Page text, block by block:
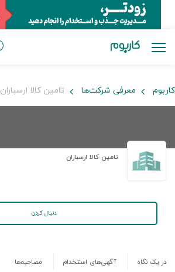
کاربوم معرفی شرکت‌ها تامین کالا ارسباران
تامین کالا ارسباران
دنبال کردن
در یک نگاه آگهی‌های استخدام مصاحبه‌ها